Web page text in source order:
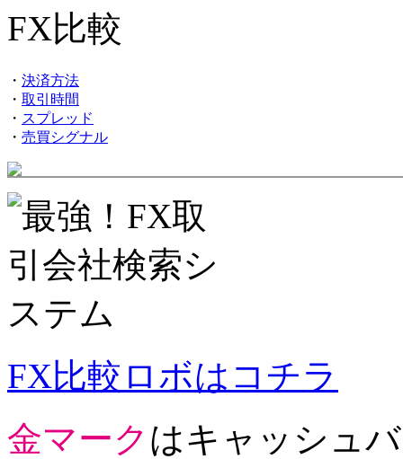
・ 決済方法
・ 取引時間
・ スプレッド
・ 売買シグナル
FX比較ロボはコチラ
金マーク はキャッシュ